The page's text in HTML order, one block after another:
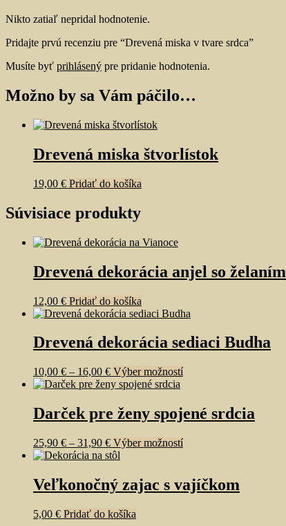
Nikto zatiaľ nepridal hodnotenie.
Pridajte prvú recenziu pre “Drevená miska v tvare srdca”
Musíte byť prihlásený pre pridanie hodnotenia.
Možno by sa Vám páčilo…
Drevená miska štvorlístok
19,00 € Pridať do košíka
Súvisiace produkty
Drevená dekorácia anjel so želaním
12,00 € Pridať do košíka
Drevená dekorácia sediaci Budha
10,00 € – 16,00 € Výber možnostíThis
multiple
variants.
options
chosen
on
Darček pre ženy spojené srdcia
25,90 € – 31,90 € Výber možnostíThis
multiple
variants.
Veľkonočný zajac s vajíčkom
5,00 € Pridať do košíka